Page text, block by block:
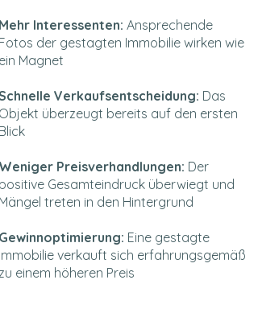
Interessenten: Ansprechende
der gestagten Immobilie wirken wie
Magnet
Verkaufsentscheidung: Das
überzeugt bereits auf den ersten
Preisverhandlungen: Der
Gesamteindruck überwiegt und
treten in den Hintergrund
Eine gestagte
verkauft sich erfahrungsgemäß
einem höheren Preis